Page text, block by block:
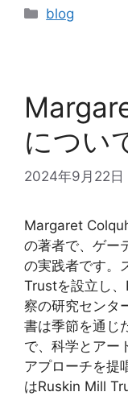
カ
blog
につい
2024年9月22日
Margaret
の著者で、ゲー
の実践者です。
Trustを設立し
察の研究センタ
書は季節を通じ
で、科学とアー
アプローチを提
はRuskin Mill